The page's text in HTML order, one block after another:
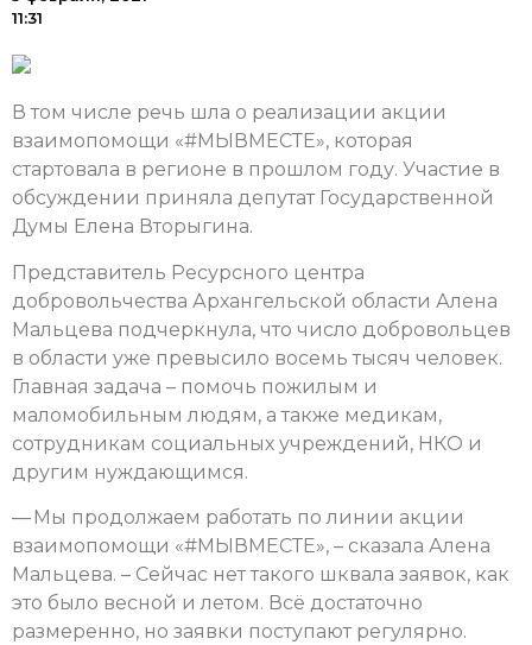
11:31
В том числе речь шла о реализации акции
взаимопомощи «#МЫВМЕСТЕ», которая
стартовала в регионе в прошлом году. Участие в
обсуждении приняла депутат Государственной
Думы Елена Вторыгина.
Представитель Ресурсного центра
добровольчества Архангельской области Алена
Мальцева подчеркнула, что число добровольцев
в области уже превысило восемь тысяч человек.
Главная задача – помочь пожилым и
маломобильным людям, а также медикам,
сотрудникам социальных учреждений, НКО и
другим нуждающимся.
— Мы продолжаем работать по линии акции
взаимопомощи «#МЫВМЕСТЕ», – сказала Алена
Мальцева. – Сейчас нет такого шквала заявок, как
это было весной и летом. Всё достаточно
размеренно, но заявки поступают регулярно.